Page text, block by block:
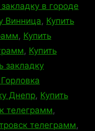
закладку в городе
Винница, Купить
, Купить
, Купить
закладку
Днепр, Купить
телеграмм,
телеграмм,